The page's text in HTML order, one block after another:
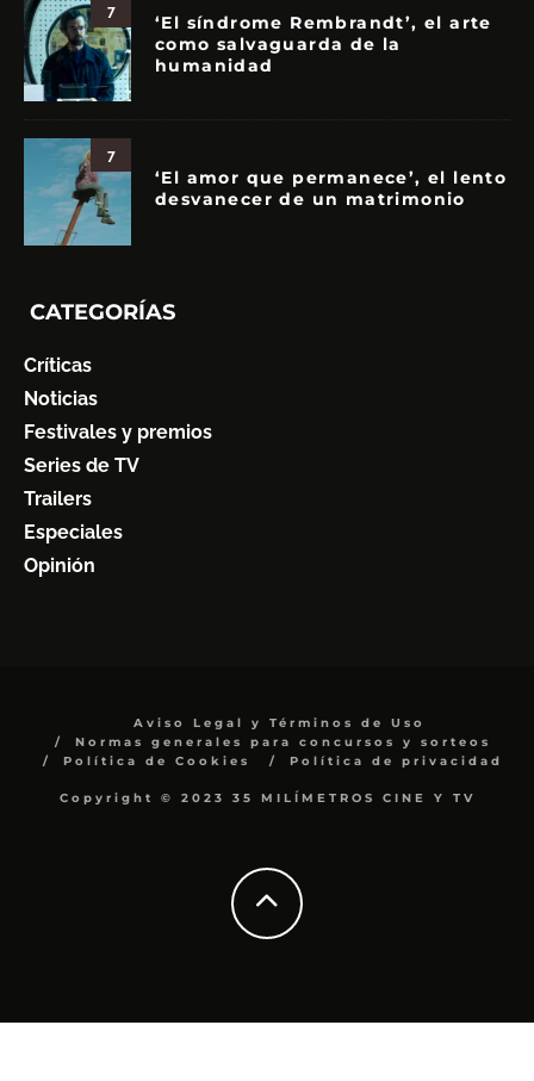
7
‘El síndrome Rembrandt’, el arte
como salvaguarda de la
humanidad
7
‘El amor que permanece’, el lento
desvanecer de un matrimonio
CATEGORÍAS
Críticas
Noticias
Festivales y premios
Series de TV
Trailers
Especiales
Opinión
Aviso Legal y Términos de Uso
Normas generales para concursos y sorteos
Política de Cookies
Política de privacidad
Copyright © 2023 35 MILÍMETROS CINE Y TV